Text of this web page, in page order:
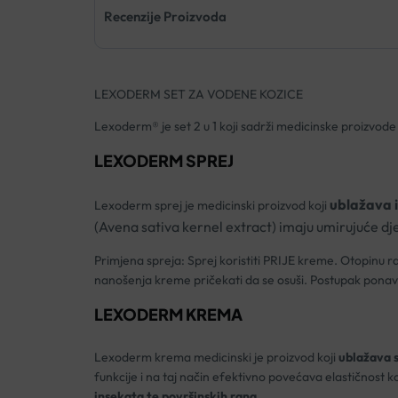
Recenzije Proizvoda
LEXODERM SET ZA VODENE KOZICE
Lexoderm® je set 2 u 1 koji sadrži medicinske
LEXODERM SPREJ
Lexoderm sprej je medicinski proizvod koji ublažava
(Avena sativa kernel extract) imaju umirujuće
Primjena spreja: Sprej koristiti PRIJE kreme. Otopinu
nanošenja kreme pričekati da se osuši. Postupak
LEXODERM KREMA
Lexoderm krema medicinski je proizvod koji ublažava
funkcije i na taj način efektivno povećava elastičnost